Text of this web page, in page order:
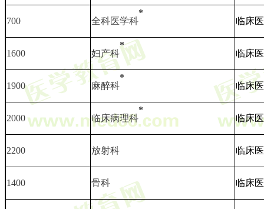
700 全科医学科
*
临床
1600 妇产科
*
临床
1900 麻醉科
*
临床
2000 临床病理科
*
临床
2200 放射科 临床
1400 骨科 临床